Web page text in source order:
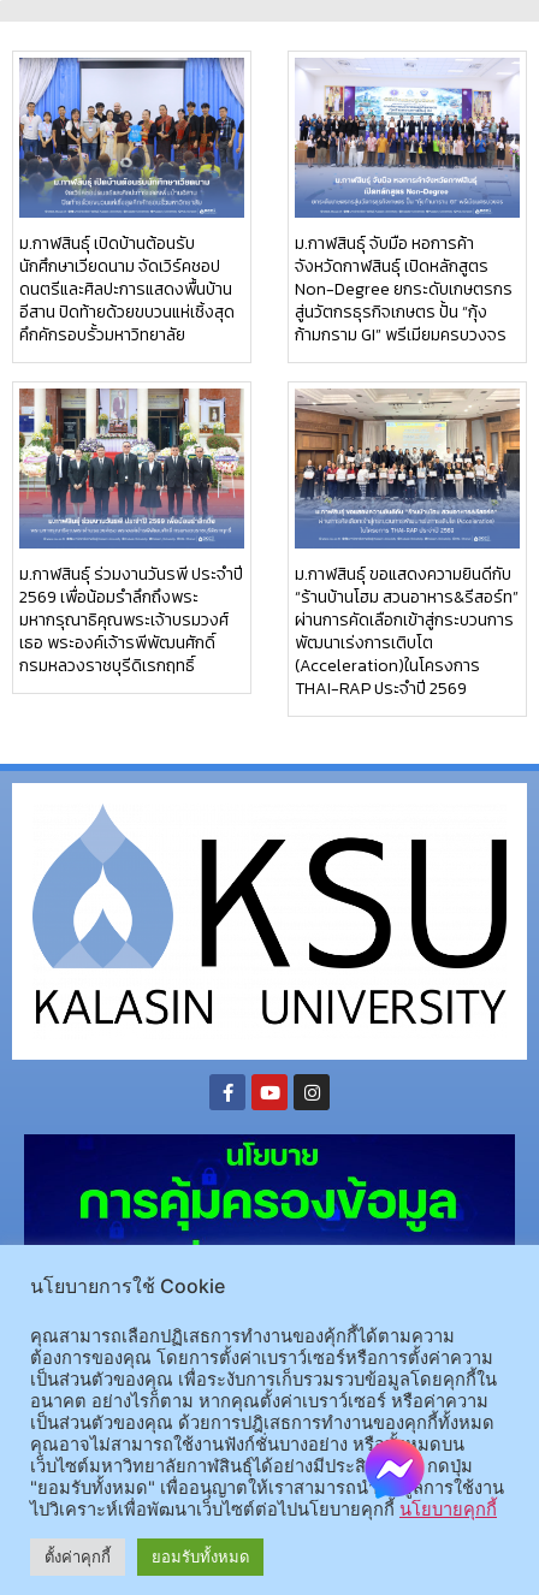
ม.กาฬสินธุ์ เปิดบ้านต้อนรับ
นักศึกษาเวียดนาม จัดเวิร์คชอป
ดนตรีและศิลปะการแสดงพื้นบ้าน
อีสาน ปิดท้ายด้วยขบวนแห่เซิ้งสุด
คึกคักรอบรั้วมหาวิทยาลัย
ม.กาฬสินธุ์ จับมือ หอการค้า
จังหวัดกาฬสินธุ์ เปิดหลักสูตร
Non-Degree ยกระดับเกษตรกร
สู่นวัตกรธุรกิจเกษตร ปั้น “กุ้ง
ก้ามกราม GI” พรีเมียมครบวงจร
ม.กาฬสินธุ์ ร่วมงานวันรพี ประจำปี
2569 เพื่อน้อมรำลึกถึงพระ
มหากรุณาธิคุณพระเจ้าบรมวงศ์
เธอ พระองค์เจ้ารพีพัฒนศักดิ์
กรมหลวงราชบุรีดิเรกฤทธิ์
ม.กาฬสินธุ์ ขอแสดงความยินดีกับ
“ร้านบ้านโฮม สวนอาหาร&รีสอร์ท”
ผ่านการคัดเลือกเข้าสู่กระบวนการ
พัฒนาเร่งการเติบโต
(Acceleration)ในโครงการ
THAI-RAP ประจำปี 2569
(อ.นามน)13 หมู่ 14 ต.สงเปลือย อ.นามน จ.กาฬสินธุ์ 46230โทรศัพท์ : 043-602-055 โทรสาร :
043-602-044
(อ.เมือง)62/1 ถ.เกษตรสมบูรณ์ ต.กาฬสินธุ์ อ.เมือง จ.กาฬสินธุ์ 46000 โทรศัพท์ 043-811128 08-
64584360 โทรสาร 043-813070
© 2025 All rights Reserved.
นโยบายการใช้ Cookie
คุณสามารถเลือกปฏิเสธการทำงานของคุ้กกี้ได้ตามความ
ต้องการของคุณ โดยการตั้งค่าเบราว์เซอร์หรือการตั้งค่าความ
เป็นส่วนตัวของคุณ เพื่อระงับการเก็บรวมรวบข้อมูลโดยคุกกี้ใน
อนาคต อย่างไรก็ตาม หากคุณตั้งค่าเบราว์เซอร์ หรือค่าความ
เป็นส่วนตัวของคุณ ด้วยการปฎิเสธการทำงานของคุกกี้ทั้งหมด
คุณอาจไม่สามารถใช้งานฟังก์ชั่นบางอย่าง หรือทั้งหมดบน
เว็บไซต์มหาวิทยาลัยกาฬสินธุ์ได้อย่างมีประสิทธิภาพ กดปุ่ม
"ยอมรับทั้งหมด" เพื่ออนุญาตให้เราสามารถนำข้อมูลการใช้งาน
ไปวิเคราะห์เพื่อพัฒนาเว็บไซต์ต่อไปนโยบายคุกกี้ นโยบายคุกกี้
ตั้งค่าคุกกี้ ยอมรับทั้งหมด